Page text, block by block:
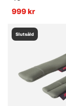
999 kr
Slutsåld